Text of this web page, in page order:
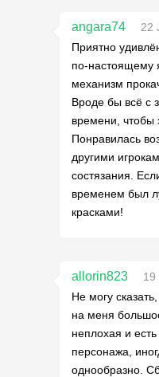
angara74
22
Приятно
по-настоящему
механизм
Вроде бы всё с
времени, чтобы
Понравилась
другими
состязания.
временем был
красками!
allorin823
19
Не могу
на меня
неплохая и
персонажа,
однообразно.